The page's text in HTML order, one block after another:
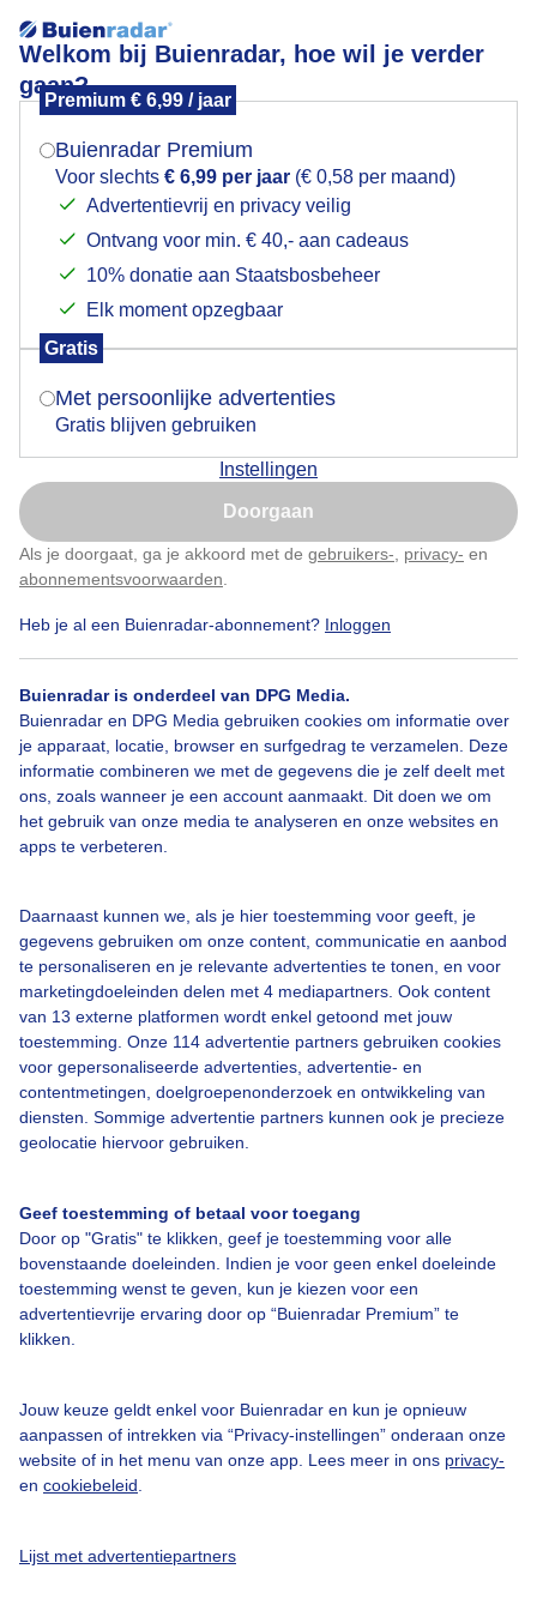
Welkom bij Buienradar, hoe wil je verder
gaan?
Premium € 6,99 / jaar
Buienradar Premium
Voor slechts € 6,99 per jaar (€ 0,58 per maand)
Advertentievrij en privacy veilig
Ontvang voor min. € 40,- aan cadeaus
10% donatie aan Staatsbosbeheer
Elk moment opzegbaar
Gratis
Met persoonlijke advertenties
Gratis blijven gebruiken
Instellingen
Doorgaan
Als je doorgaat, ga je akkoord met de gebruikers- privacy- en
abonnementsvoorwaarden
Heb je al een Buienradar-abonnement? Inloggen
Buienradar is onderdeel van DPG Media.
Buienradar en DPG Media gebruiken cookies om informatie over
je apparaat, locatie, browser en surfgedrag te verzamelen. Deze
informatie combineren we met de gegevens die je zelf deelt met
ons, zoals wanneer je een account aanmaakt. Dit doen we om
het gebruik van onze media te analyseren en onze websites en
apps te verbeteren.
Daarnaast kunnen we, als je hier toestemming voor geeft, je
gegevens gebruiken om onze content, communicatie en aanbod
te personaliseren en je relevante advertenties te tonen, en voor
marketingdoeleinden delen met 4 mediapartners. Ook content
van 13 externe platformen wordt enkel getoond met jouw
toestemming. Onze 114 advertentie partners gebruiken cookies
voor gepersonaliseerde advertenties, advertentie- en
contentmetingen, doelgroepenonderzoek en ontwikkeling van
diensten. Sommige advertentie partners kunnen ook je precieze
geolocatie hiervoor gebruiken.
Geef toestemming of betaal voor toegang
Door op "Gratis" te klikken, geef je toestemming voor alle
bovenstaande doeleinden. Indien je voor geen enkel doeleinde
toestemming wenst te geven, kun je kiezen voor een
advertentievrije ervaring door op “Buienradar Premium” te
klikken.
Jouw keuze geldt enkel voor Buienradar en kun je opnieuw
aanpassen of intrekken via “Privacy-instellingen” onderaan onze
website of in het menu van onze app. Lees meer in ons privacy-
en cookiebeleid
Lijst met advertentiepartners
Koolwitjes op het zand in de zon
een vleugellengte van 28 - 32 mm die overal in
Nederland voorkomt en die grote afstanden kan
afleggen. De basiskleur van de vlinder is wit en zowel
het mannetje als ook het vrouwtje hebben een zwarte
voorvleugelpunt. Het vrouwtje heeft daarnaast nog
twee grote zwarte vlekken op de bovenkant van de
voorvleugel.
Koolwitjes Vlinders
Een moment geduld aub...
Over Buienradar
Bedrijfsgegevens
Veelgestelde vragen
Toegankelijkheid
Gebruikersvoorwaarden
Buienradar Team
Mogen we je locatie gebruiken voor het
Indien je hier nog geen akkoord op hebt gegeven,
verschijnt er zo een pop-up uit je browser waarin
Is goed, toon de popup
Nu niet, misschien later
Klik hierom dit aan te passen